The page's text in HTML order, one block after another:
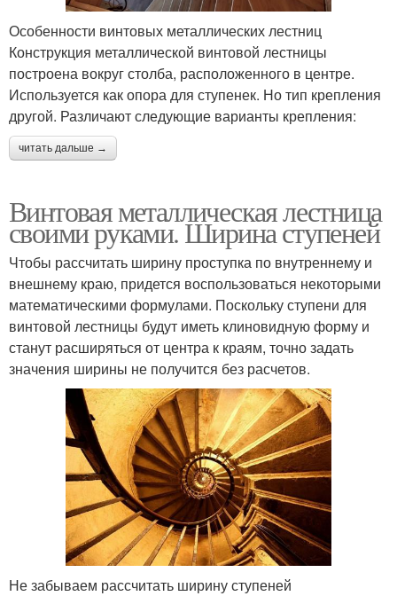
Особенности винтовых металлических лестниц
Конструкция металлической винтовой лестницы
построена вокруг столба, расположенного в центре.
Используется как опора для ступенек. Но тип крепления
другой. Различают следующие варианты крепления:
читать дальше →
Винтовая металлическая лестница
своими руками. Ширина ступеней
Чтобы рассчитать ширину проступка по внутреннему и
внешнему краю, придется воспользоваться некоторыми
математическими формулами. Поскольку ступени для
винтовой лестницы будут иметь клиновидную форму и
станут расширяться от центра к краям, точно задать
значения ширины не получится без расчетов.
Не забываем рассчитать ширину ступеней